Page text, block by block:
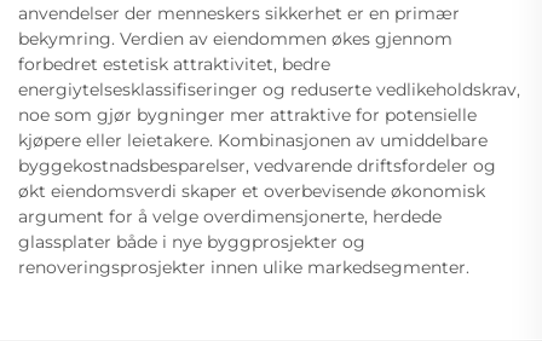
anvendelser der menneskers sikkerhet er en primær
bekymring. Verdien av eiendommen økes gjennom
forbedret estetisk attraktivitet, bedre
energiytelsesklassifiseringer og reduserte vedlikeholdskrav,
noe som gjør bygninger mer attraktive for potensielle
kjøpere eller leietakere. Kombinasjonen av umiddelbare
byggekostnadsbesparelser, vedvarende driftsfordeler og
økt eiendomsverdi skaper et overbevisende økonomisk
argument for å velge overdimensjonerte, herdede
glassplater både i nye byggprosjekter og
renoveringsprosjekter innen ulike markedsegmenter.